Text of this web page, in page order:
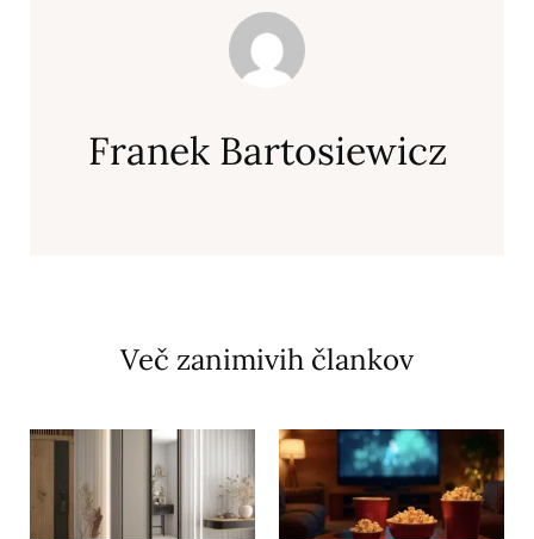
Franek Bartosiewicz
Več zanimivih člankov